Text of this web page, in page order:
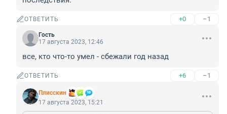
ОТВЕТИТЬ +0 –1
Гость
17 августа 2023, 12:46
все, кто что-то умел - сбежали год назад
ОТВЕТИТЬ +6 –1
Плисскин
17 августа 2023, 15:21